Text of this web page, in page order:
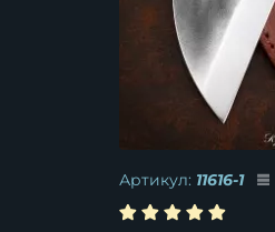
Артикул: 11616-1